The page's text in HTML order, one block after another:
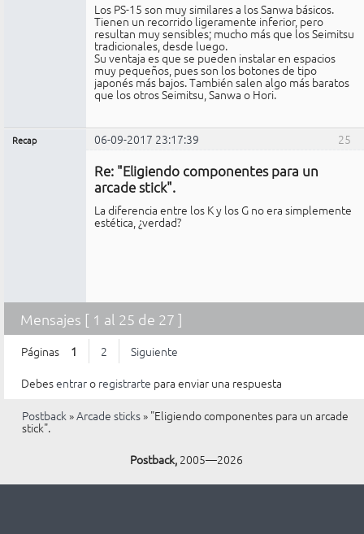
Los PS-15 son muy similares a los Sanwa básicos.
Tienen un recorrido ligeramente inferior, pero
resultan muy sensibles; mucho más que los Seimitsu
tradicionales, desde luego.
Su ventaja es que se pueden instalar en espacios
muy pequeños, pues son los botones de tipo
japonés más bajos. También salen algo más baratos
que los otros Seimitsu, Sanwa o Hori.
25
Recap 06-09-2017 23:17:39
Re: "Eligiendo componentes para un
arcade stick".
La diferencia entre los K y los G no era simplemente
estética, ¿verdad?
Mensajes [ 1 al 25 de 27 ]
Páginas 1 2
Siguiente
Debesentraro registrarte para enviar una respuesta
Postback »Arcade sticks» "Eligiendo componentes para un arcade
stick".
Postback,2005—2026